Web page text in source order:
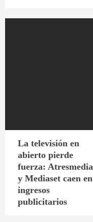
La televisión en
abierto pierde
fuerza: Atresmedia
y Mediaset caen en
ingresos
publicitarios